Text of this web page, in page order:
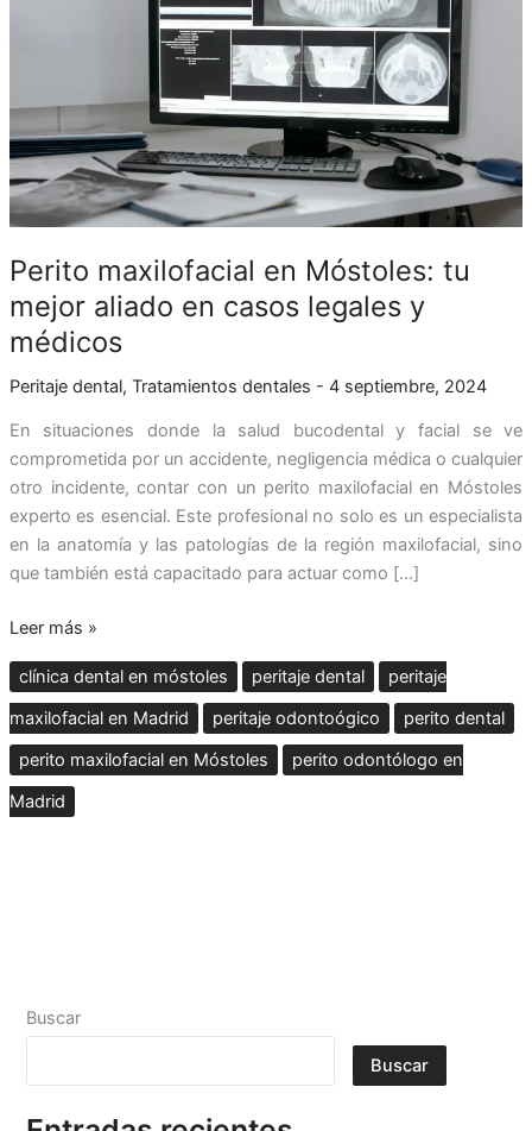
Perito maxilofacial en Móstoles: tu
mejor aliado en casos legales y
médicos
Peritaje dental, Tratamientos dentales - 4 septiembre, 2024
En situaciones donde la salud bucodental y facial se ve
comprometida por un accidente, negligencia médica o cualquier
otro incidente, contar con un perito maxilofacial en Móstoles
experto es esencial. Este profesional no solo es un especialista
en la anatomía y las patologías de la región maxilofacial, sino
que también está capacitado para actuar como […]
legales
y
médicos
Leer más »
clínica dental en móstoles peritaje dental
peritaje
maxilofacial en Madrid
peritaje odontoógico
perito dental
perito maxilofacial en Móstoles
perito odontólogo en
Madrid
Buscar
Buscar